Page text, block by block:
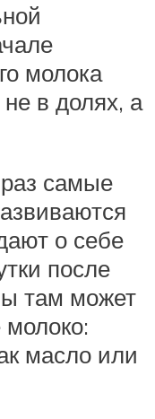
молока
в долях, а
самые
о себе
после
там может
молоко:
масло или